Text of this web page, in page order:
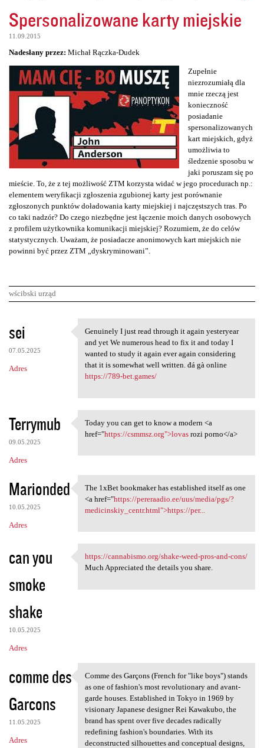
Spersonalizowane karty miejskie
11.09.2015
Nadesłany przez: Michał Rączka-Dudek
Zupełnie
niezrozumiałą dla
mnie rzeczą jest
konieczność
posiadanie
spersonalizowanych
kart miejskich, gdyż
umożliwia to
śledzenie sposobu w
jaki poruszam się po
mieście. To, że z tej możliwość ZTM korzysta widać w jego procedurach np.:
elementem weryfikacji zgłoszenia zgubionej karty jest porównanie
zgłoszonych punktów doładowania karty miejskiej i najczęstszych tras. Po
co taki nadzór? Do czego niezbędne jest łączenie moich danych osobowych
z profilem użytkownika komunikacji miejskiej? Rozumiem, że do celów
statystycznych. Uważam, że posiadacze anonimowych kart miejskich nie
powinni być przez ZTM „dyskryminowani”.
wścibski urząd
K
o
m
e
a
r
z
sei
07.05.2025
Adres
Genuinely I just read through
Genuinely I just read through it again yesteryear
and yet We numerous head to fix it and today I
wanted to study it again ever again considering
that it is somewhat well written. đá gà online
https://789-bet.games/
Terrymub
09.05.2025
Adres
Today you can get to know a
Today you can get to know a modern <a
href="https://csmmsz.org">lovasrozi porno</a>
Marionded
10.05.2025
Adres
The 1xBet bookmaker has
The 1xBet bookmaker has established itself as one
<a href="https://pereraadio.ee/uus/media/pgs/?
medicinskiy_centr.html">https://per...
can you
smoke
shake
10.05.2025
Adres
https://cannabismo.org/shake
https://cannabismo.org/shake-weed-pros-and-cons/
Much Appreciated the details you share.
comme des
Garcons
11.05.2025
Adres
Comme des Garçons (French for
Comme des Garçons (French for "like boys") stands
as one of fashion's most revolutionary and avant-
garde houses. Established in Tokyo in 1969 by
visionary Japanese designer Rei Kawakubo, the
brand has spent over five decades radically
redefining fashion's boundaries. With its
deconstructed silhouettes and conceptual designs,